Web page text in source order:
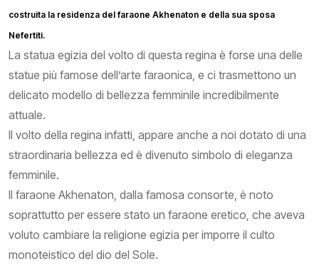
costruita la residenza del faraone Akhenaton e della sua sposa
Nefertiti.
La statua egizia del volto di questa regina è forse una delle
statue più famose dell’arte faraonica, e ci trasmettono un
delicato modello di bellezza femminile incredibilmente
attuale.
Il volto della regina infatti, appare anche a noi dotato di una
straordinaria bellezza ed è divenuto simbolo di eleganza
femminile.
Il faraone Akhenaton, dalla famosa consorte, è noto
soprattutto per essere stato un faraone eretico, che aveva
voluto cambiare la religione egizia per imporre il culto
monoteistico del dio del Sole.